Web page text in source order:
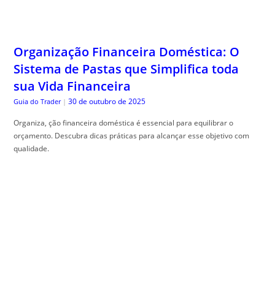
Organização Financeira Doméstica: O
Sistema de Pastas que Simplifica toda
sua Vida Financeira
Guia do Trader | 30 de outubro de 2025
Organiza, ção financeira doméstica é essencial para equilibrar o
orçamento. Descubra dicas práticas para alcançar esse objetivo com
qualidade.